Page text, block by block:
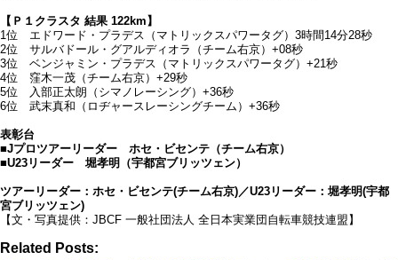
【Ｐ１クラスタ 結果 122km】
1位 エドワード・プラデス（マトリックスパワータグ）3時間14分28秒
2位 サルバドール・グアルディオラ（チーム右京）+08秒
3位 ベンジャミン・プラデス（マトリックスパワータグ）+21秒
4位 窪木一茂（チーム右京）+29秒
5位 入部正太朗（シマノレーシング）+36秒
6位 武末真和（ロヂャースレーシングチーム）+36秒
表彰台
■Jプロツアーリーダー ホセ・ビセンテ（チーム右京）
■U23リーダー 堀孝明（宇都宮ブリッツェン）
ツアーリーダー：ホセ・ビセンテ(チーム右京)／U23リーダー：堀孝明(宇都
宮ブリッツェン)
【文・写真提供：JBCF 一般社団法人 全日本実業団自転車競技連盟】
Related Posts: